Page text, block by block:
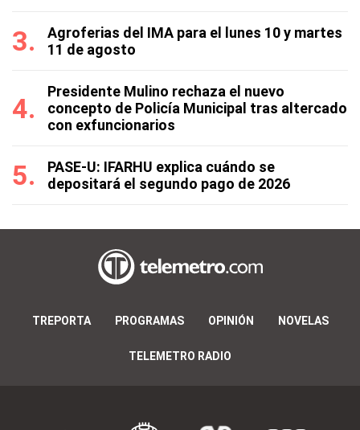
Agroferias del IMA para el lunes 10 y martes
11 de agosto
Presidente Mulino rechaza el nuevo
concepto de Policía Municipal tras altercado
con exfuncionarios
PASE-U: IFARHU explica cuándo se
depositará el segundo pago de 2026
TREPORTA PROGRAMAS OPINIÓN NOVELAS
TELEMETRO RADIO